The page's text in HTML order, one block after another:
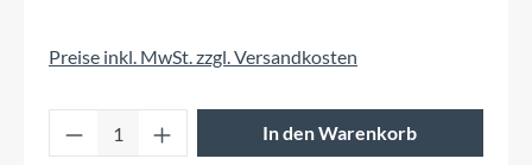
Preise inkl. MwSt. zzgl. Versandkosten
Produkt Anzahl: Gib den gewünschten
In den Warenkorb